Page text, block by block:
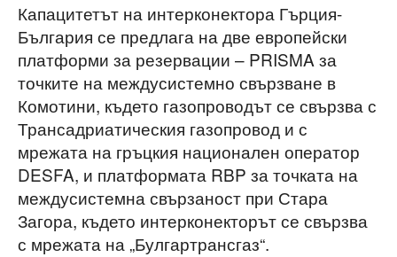
Капацитетът на интерконектора Гърция-
България се предлага на две европейски
платформи за резервации – PRISMA за
точките на междусистемно свързване в
Комотини, където газопроводът се свързва с
Трансадриатическия газопровод и с
мрежата на гръцкия национален оператор
DESFA, и платформата RBP за точката на
междусистемна свързаност при Стара
Загора, където интерконекторът се свързва
с мрежата на „Булгартрансгаз“.